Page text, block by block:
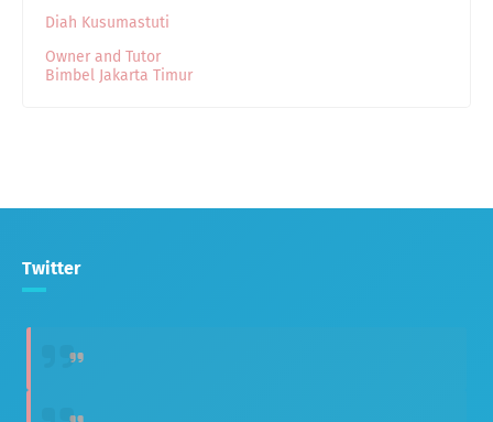
Diah Kusumastuti
Owner and Tutor
Bimbel Jakarta Timur
Twitter